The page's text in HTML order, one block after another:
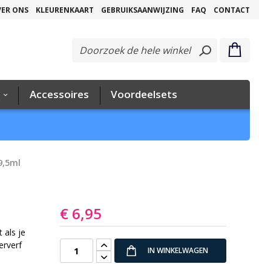
CONTACT
FAQ
GEBRUIKSAANWIJZING
KLEURENKAART
ONS
Accessoires Voordeelsets
als je
€ 6,95
IN WINKELWAGEN